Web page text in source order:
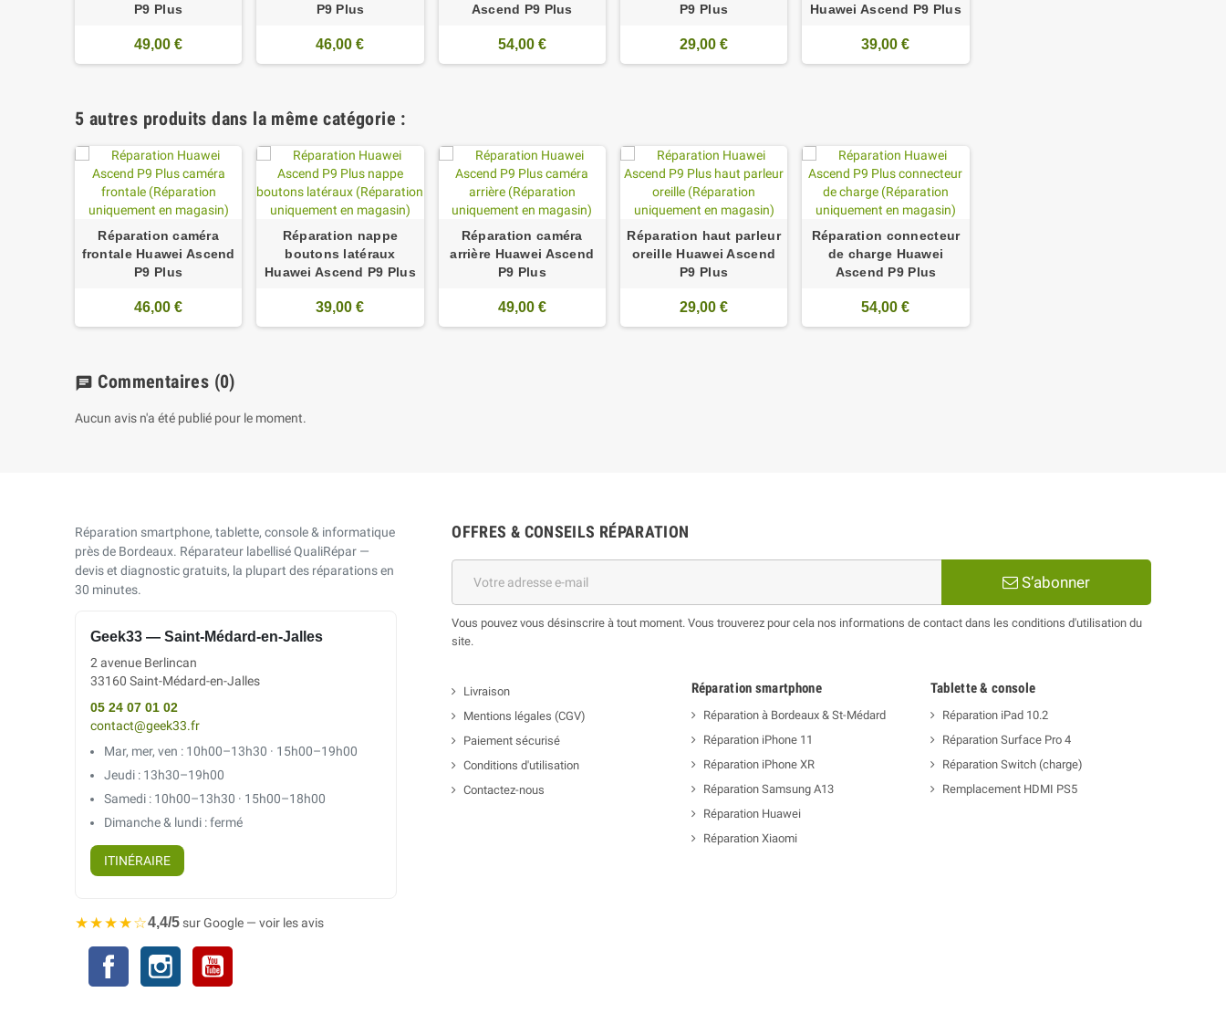
P9 Plus
49,00 €
P9 Plus
46,00 €
Ascend P9 Plus
54,00 €
P9 Plus
29,00 €
Huawei Ascend P9 Plus
39,00 €
5 autres produits dans la même catégorie :
Réparation caméra
frontale Huawei Ascend
P9 Plus
46,00 €
Réparation nappe
boutons latéraux
Huawei Ascend P9 Plus
39,00 €
Réparation caméra
arrière Huawei Ascend
P9 Plus
49,00 €
Réparation haut parleur
oreille Huawei Ascend
P9 Plus
29,00 €
Réparation connecteur
de charge Huawei
Ascend P9 Plus
54,00 €
chat Commentaires (0)
Aucun avis n'a été publié pour le moment.
Réparation smartphone, tablette, console & informatique
près de Bordeaux. Réparateur labellisé QualiRépar —
devis et diagnostic gratuits, la plupart des réparations en
30 minutes.
Geek33 — Saint-Médard-en-Jalles
2 avenue Berlincan
33160 Saint-Médard-en-Jalles
05 24 07 01 02
contact@geek33.fr
Mar, mer, ven : 10h00–13h30 · 15h00–19h00
Jeudi : 13h30–19h00
Samedi : 10h00–13h30 · 15h00–18h00
Dimanche & lundi : fermé
ITINÉRAIRE
★★★★☆4,4/5sur Google — voir les avis
Facebook Instagram
OFFRES & CONSEILS RÉPARATION
S’abonner
Vous pouvez vous désinscrire à tout moment. Vous trouverez pour cela nos informations de contact dans les conditions d'utilisation du
site.
Livraison
Mentions légales (CGV)
Paiement sécurisé
Conditions d'utilisation
Contactez-nous
Réparation smartphone
Réparation à Bordeaux & St-Médard
Réparation iPhone 11
Réparation iPhone XR
Réparation Samsung A13
Réparation Huawei
Réparation Xiaomi
Tablette & console
Réparation iPad 10.2
Réparation Surface Pro 4
Réparation Switch (charge)
Remplacement HDMI PS5